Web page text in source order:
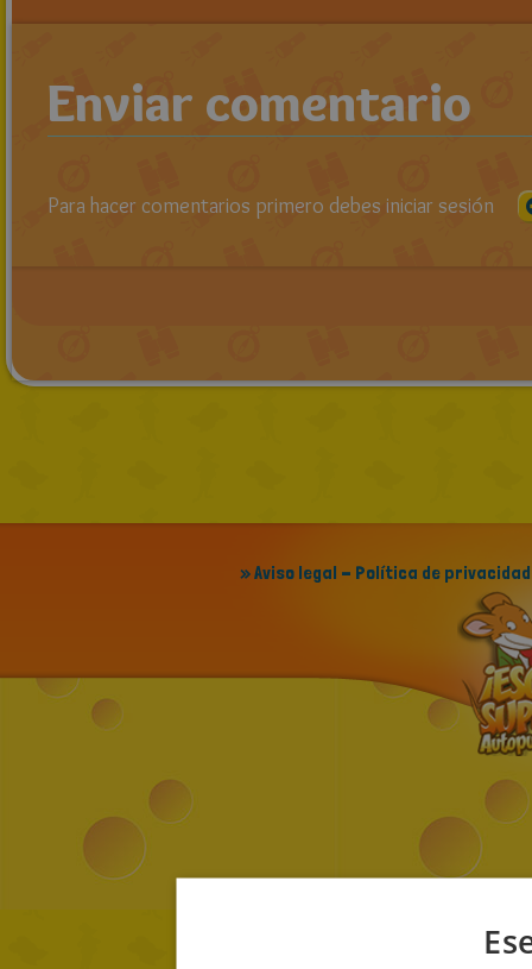
Enviar comentario
Para hacer comentarios primero debes iniciar sesión
» Aviso legal - Política de privacidad